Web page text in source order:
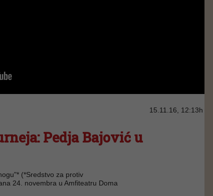
15.11.16, 12:13h
Pedja Bajović u
(*Sredstvo za protiv
24. novembra u Amfiteatru Doma